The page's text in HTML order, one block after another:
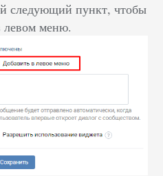
следующий пункт, чтобы
левом меню.